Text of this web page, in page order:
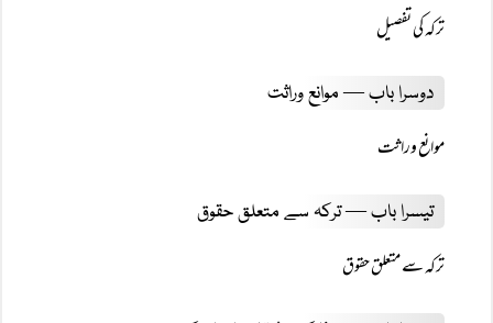
ترکہ کی تفصیل
دوسرا باب — موانع وراثت
موانع وراثت
تیسرا باب — ترکہ سے متعلق حقوق
ترکہ سے متعلق حقوق